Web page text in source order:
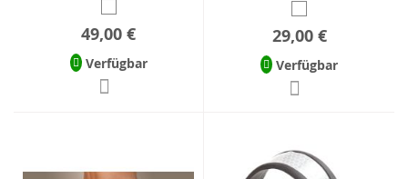
49,00 €
Verfügbar
29,00 €
Verfügbar